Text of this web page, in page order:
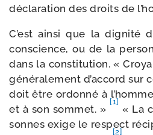
décla­ra­tion des droits de
C’est ain­si que la digni­té
conscience, ou de la
dans la consti­tu­tion. «
géné­ra­le­ment d’accord sur
doit être ordon­né à
et à son som­met. »
[1]
« La
sonnes exige le res­pect
[2]